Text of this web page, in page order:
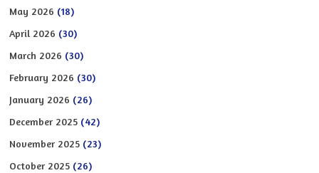
May 2026 (18)
April 2026 (30)
March 2026 (30)
February 2026 (30)
January 2026 (26)
December 2025 (42)
November 2025 (23)
October 2025 (26)